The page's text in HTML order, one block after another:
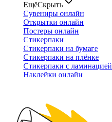
ЕщёСкрыть
Сувениры онлайн
Открытки онлайн
Постеры онлайн
Стикерпаки
Стикерпаки на бумаге
Стикерпаки на плёнке
Стикерпаки с ламинацией
Наклейки онлайн